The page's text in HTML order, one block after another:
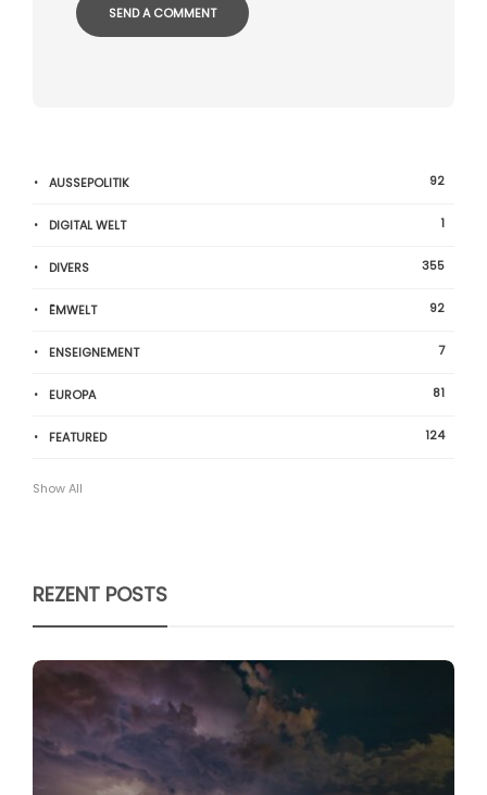
AUSSEPOLITIK 92
DIGITAL WELT 1
DIVERS 355
ËMWELT 92
ENSEIGNEMENT 7
EUROPA 81
FEATURED 124
Show All
REZENT POSTS